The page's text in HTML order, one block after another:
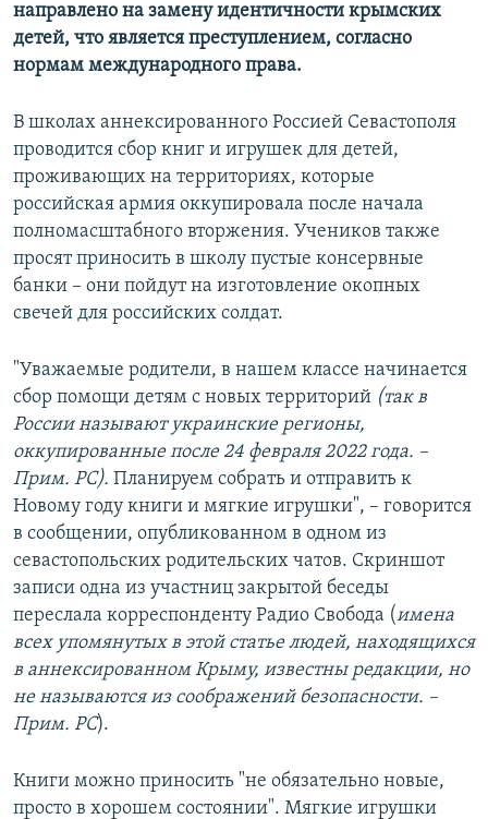
направлено на замену идентичности крымских
детей, что является преступлением, согласно
нормам международного права.
В школах аннексированного Россией Севастополя
проводится сбор книг и игрушек для детей,
проживающих на территориях, которые
российская армия оккупировала после начала
полномасштабного вторжения. Учеников также
просят приносить в школу пустые консервные
банки – они пойдут на изготовление окопных
свечей для российских солдат.
"Уважаемые родители, в нашем классе начинается
сбор помощи детям с новых территорий (так в
России называют украинские регионы,
оккупированные после 24 февраля 2022 года. –
Прим. РС). Планируем собрать и отправить к
Новому году книги и мягкие игрушки", – говорится
в сообщении, опубликованном в одном из
севастопольских родительских чатов. Скриншот
записи одна из участниц закрытой беседы
переслала корреспонденту Радио Свобода (имена
всех упомянутых в этой статье людей, находящихся
в аннексированном Крыму, известны редакции, но
не называются из соображений безопасности. –
Прим. РС).
Книги можно приносить "не обязательно новые,
просто в хорошем состоянии". Мягкие игрушки